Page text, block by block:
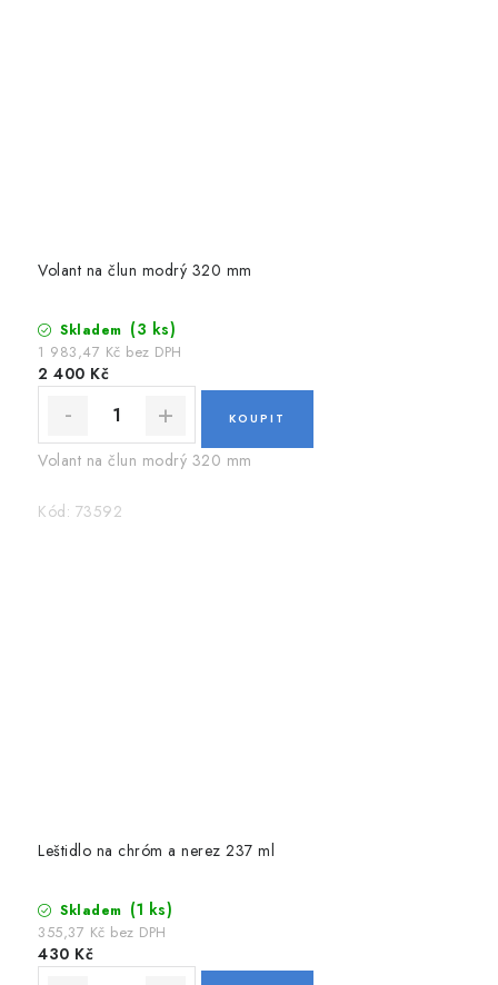
Volant na člun modrý 320 mm
Skladem (3 ks)
1 983,47 Kč bez DPH
2 400 Kč
Volant na člun modrý 320 mm
Kód: 73592
Leštidlo na chróm a nerez 237 ml
Skladem (1 ks)
355,37 Kč bez DPH
430 Kč